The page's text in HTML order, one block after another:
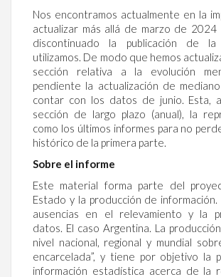
Nos encontramos actualmente en la
actualizar más allá de marzo de 2024
discontinuado la publicación de
utilizamos. De modo que hemos
sección relativa a la evolución
pendiente la actualización de
contar con los datos de junio. Esta,
sección de largo plazo (anual), la
como los últimos informes para no
histórico de la primera parte.
Sobre el informe
Este material forma parte del
Estado y la producción de información.
ausencias en el relevamiento y la
datos. El caso Argentina. La
nivel nacional, regional y mundial
encarcelada”, y tiene por objetivo la
información estadística acerca de la